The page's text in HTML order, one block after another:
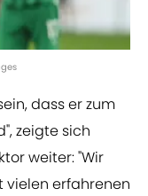
dass er zum
zeigte sich
weiter: "Wir
vielen erfahrenen